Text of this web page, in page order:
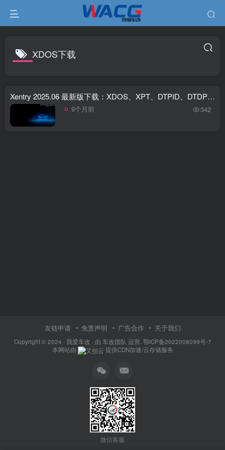
XDOS下载
Xentry 2025.06 最新版下载：XDOS、XPT、DTPID、DTDPT 全套资源
9个月前 342
友链申请 免责声明 广告合作 关于我们
Copyright © 2024 · 我爱车改 · 由 车改团队 运营. 鄂ICP备2022008099号-7
本网站由
提供CDN加速/云存储服务
微信客服